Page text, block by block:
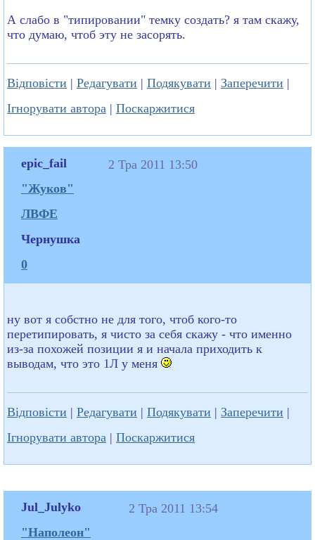
А слабо в "типировании" темку создать? я там скажу,
что думаю, чтоб эту не засорять.
Відповісти | Редагувати | Подякувати | Заперечити |
Ігнорувати автора | Поскаржитися
epic_fail
"Жуков"
ЛВФЕ
Чернушка
0
2 Тра 2011 13:50
ну вот я собстно не для того, чтоб кого-то
перетипировать, я чисто за себя скажу - что именно
из-за похожей позиции я и начала приходить к
выводам, что это 1Л у меня
Відповісти | Редагувати | Подякувати | Заперечити |
Ігнорувати автора | Поскаржитися
Jul_Julyko
"Наполеон"
2 Тра 2011 13:54